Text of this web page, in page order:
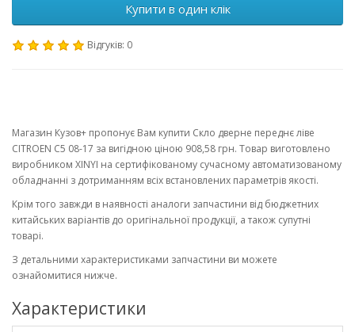
Купити в один клік
Відгуків: 0
Магазин Кузов+ пропонує Вам купити Скло дверне переднє ліве
CITROEN C5 08-17 за вигідною ціною 908,58 грн. Товар виготовлено
виробником XINYI на сертифікованому сучасному автоматизованому
обладнанні з дотриманням всіх встановлених параметрів якості.
Крім того завжди в наявності аналоги запчастини від бюджетних
китайських варіантів до оригінальної продукції, а також супутні
товарі.
З детальними характеристиками запчастини ви можете
ознайомитися нижче.
Характеристики